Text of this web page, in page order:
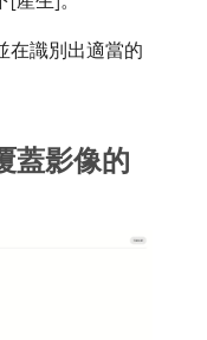
在識別出適當的
蓋影像的